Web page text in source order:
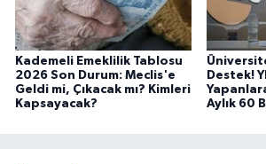
Kademeli Emeklilik Tablosu
2026 Son Durum: Meclis'e
Geldi mi, Çıkacak mı? Kimleri
Kapsayacak?
Destek!
Aylık 60